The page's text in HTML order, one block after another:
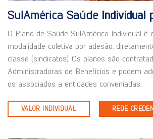
SulAmérica Saúde Individual
O Plano de Saúde SulAmérica Individual é
modalidade coletiva por adesão,
classe (sindicatos). Os planos são
Administradoras de Benefícios e podem
os associados a entidades conveniadas.
VALOR INDIVIDUAL REDE